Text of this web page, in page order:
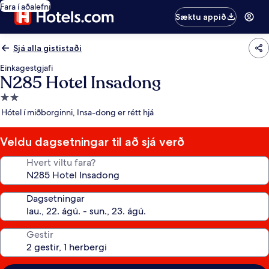
Fara í aðalefni
Sæktu appið
Sjá alla gististaði
Einkagestgjafi
N285 Hotel Insadong
2.0
stjörnu
Hótel í miðborginni, Insa-dong er rétt hjá
Veldu dagsetningar til að sjá verð
Hvert viltu fara?
Dagsetningar
Gestir